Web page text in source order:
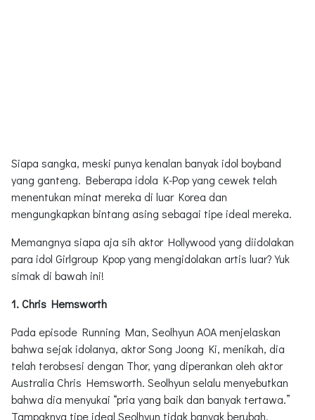
Siapa sangka, meski punya kenalan banyak idol boyband
yang ganteng. Beberapa idola K-Pop yang cewek telah
menentukan minat mereka di luar Korea dan
mengungkapkan bintang asing sebagai tipe ideal mereka.
Memangnya siapa aja sih aktor Hollywood yang diidolakan
para idol Girlgroup Kpop yang mengidolakan artis luar? Yuk
simak di bawah ini!
1. Chris Hemsworth
Pada episode Running Man, Seolhyun AOA menjelaskan
bahwa sejak idolanya, aktor Song Joong Ki, menikah, dia
telah terobsesi dengan Thor, yang diperankan oleh aktor
Australia Chris Hemsworth. Seolhyun selalu menyebutkan
bahwa dia menyukai “pria yang baik dan banyak tertawa.”
Tampaknya tipe ideal Seolhyun tidak banyak berubah,